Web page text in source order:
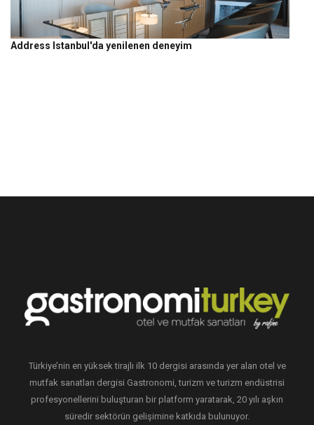
Address Istanbul'da yenilenen deneyim
Türkiye’nin en yüksek tirajlı ilk 10 dergisi arasında yer alan otel ve
mutfak sanatları dergisi Gastronomi, turizm ve turizm endüstrisi
profesyonellerini buluşturan bir platform yaratarak, 20 yılı aşkın
süredir sektörün gelişimine katkıda bulunuyor.